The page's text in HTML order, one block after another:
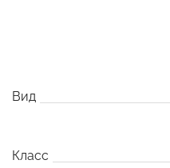
Вид
Класс